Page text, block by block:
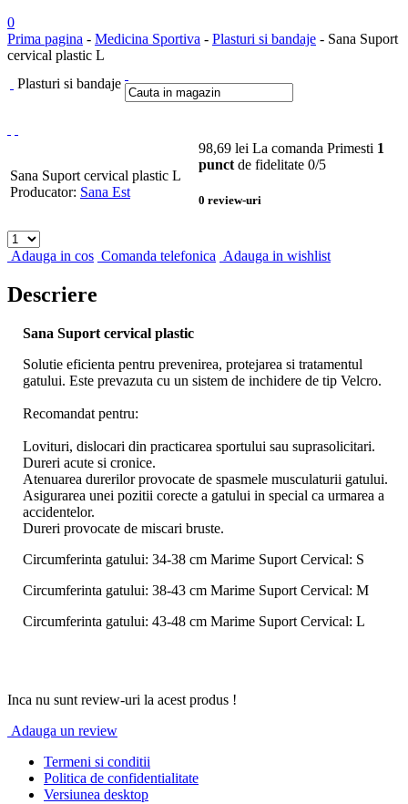
0
Prima pagina - Medicina Sportiva - Plasturi si bandaje - Sana Suport
cervical plastic L
Plasturi si bandaje
Sana Suport cervical plastic L
Producator: Sana Est
98,69 lei La comanda Primesti 1
punct de fidelitate 0/5
0 review-uri
Adauga in cos Comanda telefonica Adauga in wishlist
Descriere
Sana Suport cervical plastic
Solutie eficienta pentru prevenirea, protejarea si tratamentul
gatului. Este prevazuta cu un sistem de inchidere de tip Velcro.
Recomandat pentru:
Lovituri, dislocari din practicarea sportului sau suprasolicitari.
Dureri acute si cronice.
Atenuarea durerilor provocate de spasmele musculaturii gatului.
Asigurarea unei pozitii corecte a gatului in special ca urmarea a
accidentelor.
Dureri provocate de miscari bruste.
Circumferinta gatului: 34-38 cm Marime Suport Cervical: S
Circumferinta gatului: 38-43 cm Marime Suport Cervical: M
Circumferinta gatului: 43-48 cm Marime Suport Cervical: L
Inca nu sunt review-uri la acest produs !
Adauga un review
Termeni si conditii
Politica de confidentialitate
Versiunea desktop